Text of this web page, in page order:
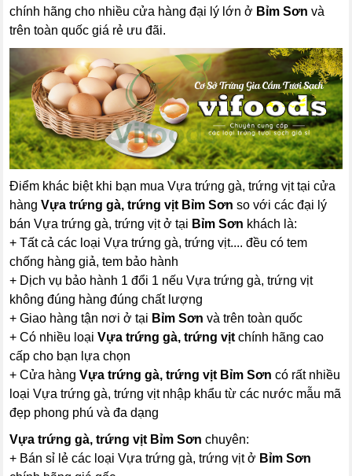
chính hãng cho nhiều cửa hàng đại lý lớn ở Bỉm Sơn và
trên toàn quốc giá rẻ ưu đãi.
Điểm khác biệt khi bạn mua Vựa trứng gà, trứng vịt tại cửa
hàngVựa trứng gà, trứng vịt Bỉm Sơn so với các đại lý
bán Vựa trứng gà, trứng vịt ở tại Bỉm Sơn khách là:
+ Tất cả các loại Vựa trứng gà, trứng vịt.... đều có tem
chống hàng giả, tem bảo hành
+ Dịch vụ bảo hành 1 đổi 1 nếu Vựa trứng gà, trứng vịt
không đúng hàng đúng chất lượng
+ Giao hàng tận nơi ở tại Bỉm Sơn và trên toàn quốc
+ Có nhiều loạiVựa trứng gà, trứng vịt chính hãng cao
cấp cho bạn lựa chọn
+ Cửa hàngVựa trứng gà, trứng vịt Bỉm Sơn có rất nhiều
loại Vựa trứng gà, trứng vịt nhập khẩu từ các nước mẫu mã
đẹp phong phú và đa dạng
Vựa trứng gà, trứng vịt Bỉm Sơnchuyên:
+ Bán sỉ lẻ các loại Vựa trứng gà, trứng vịt ở Bỉm Sơn